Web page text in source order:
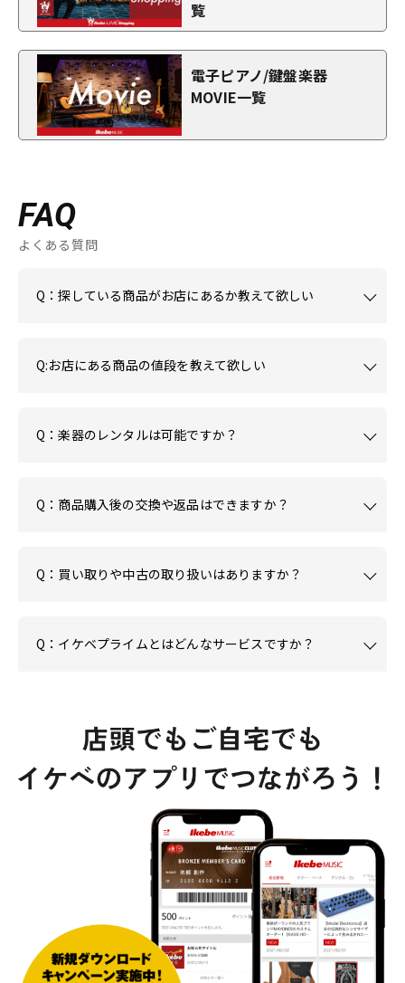
覧
電子ピアノ/鍵盤楽器
MOVIE一覧
FAQ
よくある質問
Q：探している商品がお店にあるか教えて欲しい
Q:お店にある商品の値段を教えて欲しい
Q：楽器のレンタルは可能ですか？
Q：商品購入後の交換や返品はできますか？
Q：買い取りや中古の取り扱いはありますか？
Q：イケベプライムとはどんなサービスですか？